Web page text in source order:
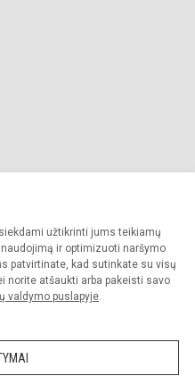
užtikrinti jums teikiamų
ir optimizuoti naršymo
patvirtinate, kad sutinkate su visų
norite atšaukti arba pakeisti savo
valdymo puslapyje.
Visos teisės saugomos.
sutikimo griežtai draudžiama.
Slapukų valdymas